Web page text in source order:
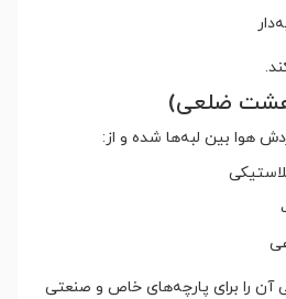
ضلعی)
هوا بین لبه‌ها شده و از:
آن را برای پارچه‌های خاص و صنعتی